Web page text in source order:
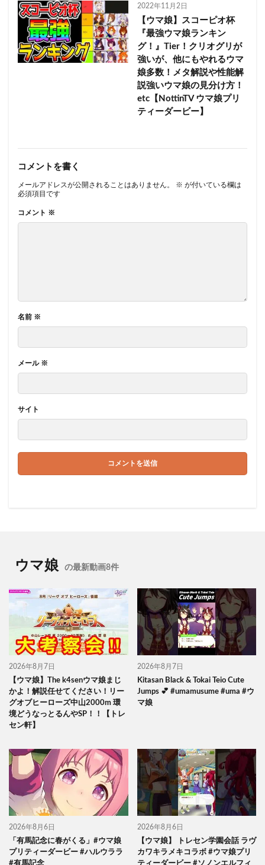
2022年11月2日
【ウマ娘】スコーピオ杯
『最強ウマ娘ランキン
グ！』Tier！クリオグリが
強いが、他にもやれるウマ
娘多数！メタ解説や性能解
説強いウマ娘の見分け方！
etc【NottinTV ウマ娘プリ
ティーダービー】
コメントを書く
メールアドレスが公開されることはありません。 ※ が付いている欄は
必須項目です
コメント ※
名前 ※
メール ※
サイト
ウマ娘 の最新動画8件
2026年8月7日
【ウマ娘】The k4senウマ娘まじ
かよ！解説任せてください！リー
グオブヒーローズ中山2000m 環
境どうなっとるんやSP！！【トレ
セン軒】
2026年8月7日
Kitasan Black & Tokai Teio Cute
Jumps 💕 #umamusume #uma #ウ
マ娘
2026年8月6日
「有馬記念に春がくる」#ウマ娘
プリティーダービー #ハルウララ
2026年8月6日
【ウマ娘】 トレセン学園会話 ラヴ
カワキラメキコラボ #ウマ娘プリ